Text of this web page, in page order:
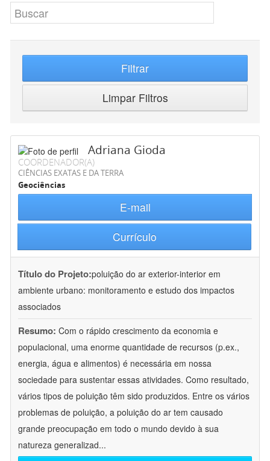
Filtrar
Limpar Filtros
Adriana Gioda
COORDENADOR(A)
CIÊNCIAS EXATAS E DA TERRA
Geociências
E-mail
Currículo
Título do Projeto:poluição do ar exterior-interior em
ambiente urbano: monitoramento e estudo dos impactos
associados
Resumo: Com o rápido crescimento da economia e
populacional, uma enorme quantidade de recursos (p.ex.,
energia, água e alimentos) é necessária em nossa
sociedade para sustentar essas atividades. Como resultado,
vários tipos de poluição têm sido produzidos. Entre os vários
problemas de poluição, a poluição do ar tem causado
grande preocupação em todo o mundo devido à sua
natureza generalizad...